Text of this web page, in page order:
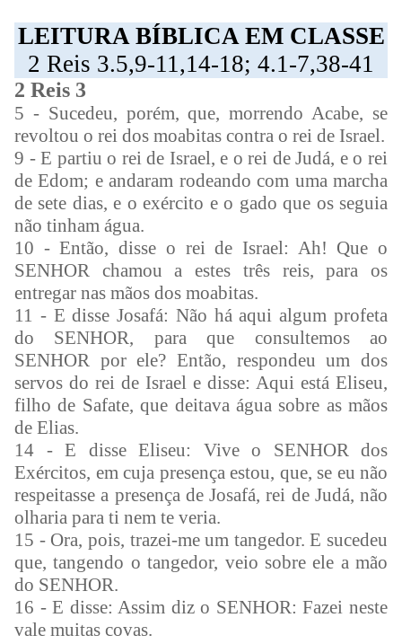
LEITURA BÍBLICA EM CLASSE
2 Reis 3.5,9-11,14-18; 4.1-7,38-41
2 Reis 3
5 - Sucedeu, porém, que, morrendo Acabe, se
revoltou o rei dos moabitas contra o rei de Israel.
9 - E partiu o rei de Israel, e o rei de Judá, e o rei
de Edom; e andaram rodeando com uma marcha
de sete dias, e o exército e o gado que os seguia
não tinham água.
10 - Então, disse o rei de Israel: Ah! Que o
SENHOR chamou a estes três reis, para os
entregar nas mãos dos moabitas.
11 - E disse Josafá: Não há aqui algum profeta
do SENHOR, para que consultemos ao
SENHOR por ele? Então, respondeu um dos
servos do rei de Israel e disse: Aqui está Eliseu,
filho de Safate, que deitava água sobre as mãos
de Elias.
14 - E disse Eliseu: Vive o SENHOR dos
Exércitos, em cuja presença estou, que, se eu não
respeitasse a presença de Josafá, rei de Judá, não
olharia para ti nem te veria.
15 - Ora, pois, trazei-me um tangedor. E sucedeu
que, tangendo o tangedor, veio sobre ele a mão
do SENHOR.
16 - E disse: Assim diz o SENHOR: Fazei neste
vale muitas covas.